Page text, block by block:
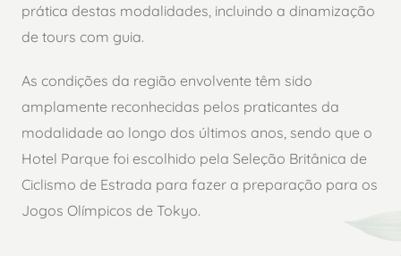
prática destas modalidades, incluindo a dinamização
de tours com guia.
As condições da região envolvente têm sido
amplamente reconhecidas pelos praticantes da
modalidade ao longo dos últimos anos, sendo que o
Hotel Parque foi escolhido pela Seleção Britânica de
Ciclismo de Estrada para fazer a preparação para os
Jogos Olímpicos de Tokyo.